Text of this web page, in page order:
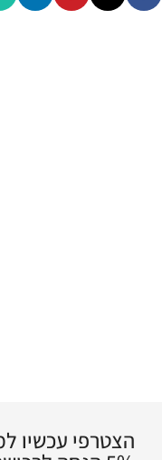
הצטרפי עכשיו